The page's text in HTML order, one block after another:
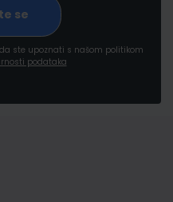
ste upoznati s našom politikom
podataka